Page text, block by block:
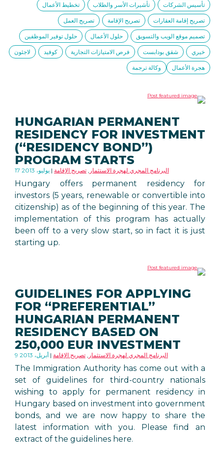
تأسيس الشركات تأشيرات الأسر والطلاب تخطيط الأعمال
تصريح إقامة العقارات تصريح الإقامة تصريح العمل
تصميم موقع الويب والتسويق حلول الأعمال حلول توفير الموظفين
خيري شقق بودابست فرص الامتيازات التجارية كوفيد لاجئون
هجرة الأعمال وكالة ترجمة
HUNGARIAN PERMANENT
RESIDENCY FOR INVESTMENT
(“RESIDENCY BOND”)
PROGRAM STARTS
17 يوليو، 2013 البرنامج المجري لهجرة الاستثمار , تصريح الإقامة
Hungary offers permanent residency for
investors (5 years, renewable or convertible into
citizenship) as of the beginning of this year. The
implementation of this program has actually
been off to a very slow start, so in fact it is just
starting up.
GUIDELINES FOR APPLYING
FOR “PREFERENTIAL”
HUNGARIAN PERMANENT
RESIDENCY BASED ON
250,000 EUR INVESTMENT
9 أبريل، 2013 البرنامج المجري لهجرة الاستثمار , تصريح الإقامة
The Immigration Authority has come out with a
set of guidelines for third-country nationals
wishing to apply for permanent residency in
Hungary based on investment into government
bonds, and we are now happy to share the
latest information with you. Please find an
extract of the guidelines here.